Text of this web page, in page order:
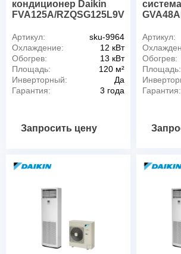
кондиционер Daikin
FVA125A/RZQSG125L9V
Артикул:
sku-9964
Охлаждение:
12 кВт
Обогрев:
13 кВт
Площадь:
120 м²
Инверторный:
Да
Гарантия:
3 года
Запросить цену
Артикул:
Обогрев:
Площадь:
Гарантия: